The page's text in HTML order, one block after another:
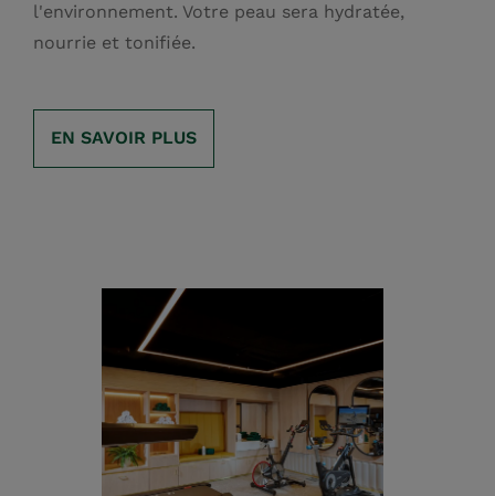
l'environnement. Votre peau sera hydratée,
nourrie et tonifiée.
EN SAVOIR PLUS